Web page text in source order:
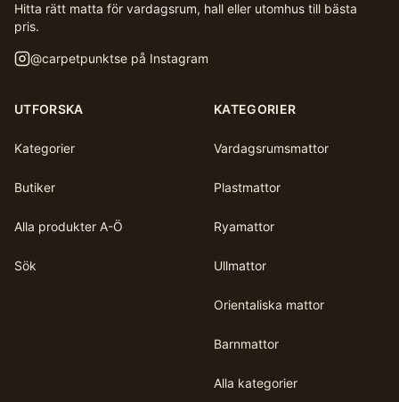
Hitta rätt matta för vardagsrum, hall eller utomhus till bästa
pris.
@carpetpunktse på Instagram
UTFORSKA
Kategorier
Butiker
Alla produkter A-Ö
Sök
KATEGORIER
Vardagsrumsmattor
Plastmattor
Ryamattor
Ullmattor
Orientaliska mattor
Barnmattor
Alla kategorier